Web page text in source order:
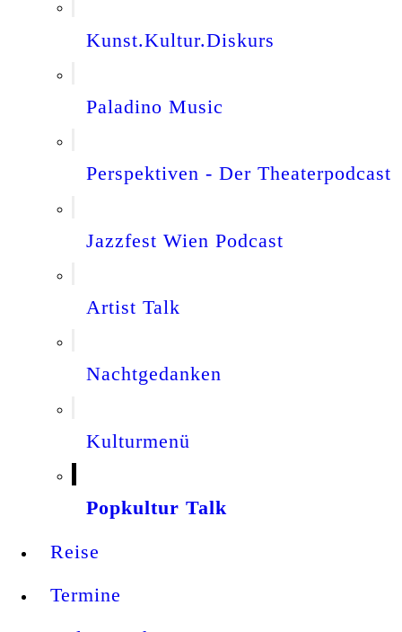
Kunst.Kultur.Diskurs
Paladino Music
Perspektiven - Der Theaterpodcast
Jazzfest Wien Podcast
Artist Talk
Nachtgedanken
Kulturmenü
Popkultur Talk
Reise
Termine